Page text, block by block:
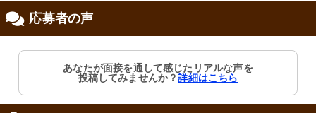
応募者の声
あなたが面接を通して感じたリアルな声を
投稿してみませんか？詳細はこちら